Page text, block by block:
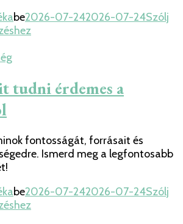
be2026-07-242026-07-24Szólj
tudni érdemes a
fontosságát, forrásait és
Ismerd meg a legfontosabb
be2026-07-242026-07-24Szólj